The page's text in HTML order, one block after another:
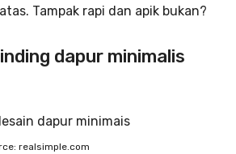
Tampak rapi dan apik bukan?
dapur minimalis
realsimple.com